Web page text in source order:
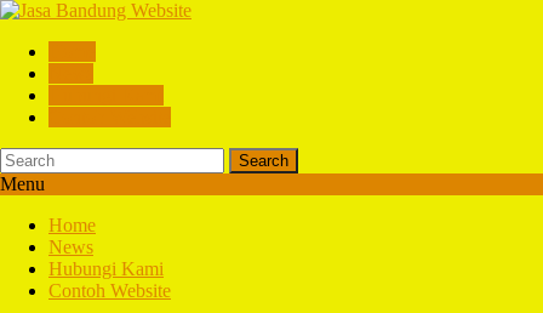
Search
Menu
Home
News
Hubungi Kami
Contoh Website